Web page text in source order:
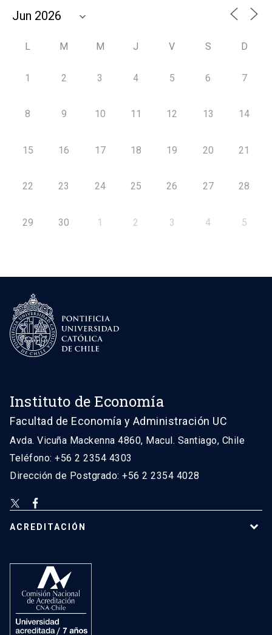
L M M J V S D
1 2 3 4 5 6 7
8 9 10 11 12 13 14
15 16 17 18 19 20 21
22 23 24 25 26 27 28
29 30 1 2 3 4 5
Instituto de Economía
Facultad de Economía y Administración UC
Avda. Vicuña Mackenna 4860, Macul. Santiago, Chile
Teléfono: +56 2 2354 4303
Dirección de Postgrado: +56 2 2354 4028
ACREDITACIÓN